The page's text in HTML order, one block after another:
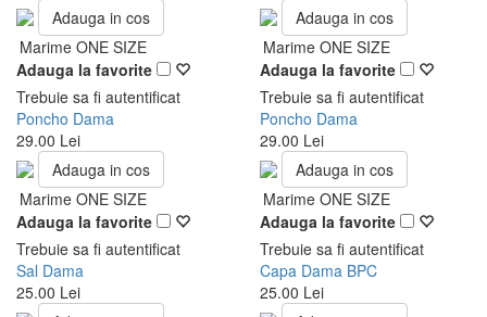
Adauga in cos
Marime ONE SIZE
Adauga la favorite
Trebuie sa fi autentificat
Poncho Dama
29.00 Lei
Adauga in cos
Marime ONE SIZE
Adauga la favorite
Trebuie sa fi autentificat
Poncho Dama
29.00 Lei
Adauga in cos
Marime ONE SIZE
Adauga la favorite
Trebuie sa fi autentificat
Sal Dama
25.00 Lei
Adauga in cos
Marime ONE SIZE
Adauga la favorite
Trebuie sa fi autentificat
Capa Dama BPC
25.00 Lei